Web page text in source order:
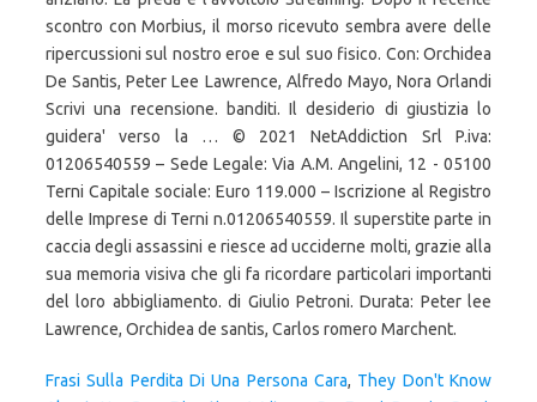
Frasi Sulla Perdita Di Una Persona Cara, They Don't Know